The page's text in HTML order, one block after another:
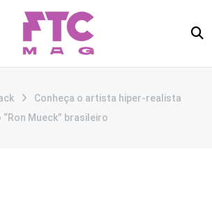
Conheça o artista hiper-realista
Mueck” brasileiro